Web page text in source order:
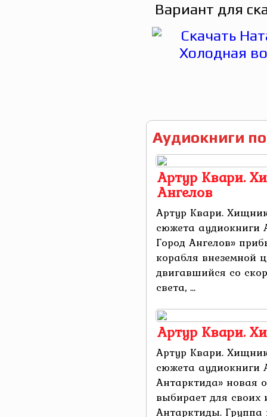
Вариант для
Аудиокниги
Артур Квари.
Ангелов
Артур Квари.
сюжета аудиокниги
Город Ангелов»
корабля внеземной
двигавшийся со
света, ...
Артур Квари.
Артур Квари.
сюжета аудиокниги
Антарктида» новая
выбирает для
Антарктиды. Группа